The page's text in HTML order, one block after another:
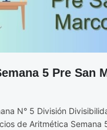
5 Pre San
N° 5 División
de Aritmética Semana